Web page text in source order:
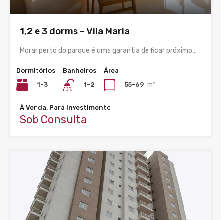
1,2 e 3 dorms – Vila Maria
Morar perto do parque é uma garantia de ficar próximo…
Dormitórios
1-3
Banheiros
1-2
Área
55-69 m²
À Venda, Para Investimento
Sob Consulta